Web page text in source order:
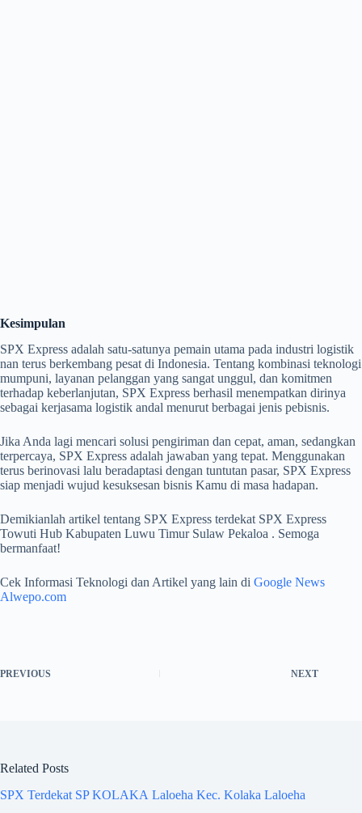
Kesimpulan
SPX Express adalah satu-satunya pemain utama pada industri logistik
nan terus berkembang pesat di Indonesia. Tentang kombinasi teknologi
mumpuni, layanan pelanggan yang sangat unggul, dan komitmen
terhadap keberlanjutan, SPX Express berhasil menempatkan dirinya
sebagai kerjasama logistik andal menurut berbagai jenis pebisnis.
Jika Anda lagi mencari solusi pengiriman dan cepat, aman, sedangkan
terpercaya, SPX Express adalah jawaban yang tepat. Menggunakan
terus berinovasi lalu beradaptasi dengan tuntutan pasar, SPX Express
siap menjadi wujud kesuksesan bisnis Kamu di masa hadapan.
Demikianlah artikel tentang SPX Express terdekat SPX Express
Towuti Hub Kabupaten Luwu Timur Sulaw Pekaloa . Semoga
bermanfaat!
Cek Informasi Teknologi dan Artikel yang lain di Google News
Alwepo.com
PREVIOUS NEXT
Related Posts
SPX Terdekat SP KOLAKA Laloeha Kec. Kolaka Laloeha